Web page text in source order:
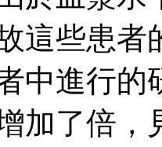
這些患者
中進行的
加了倍，